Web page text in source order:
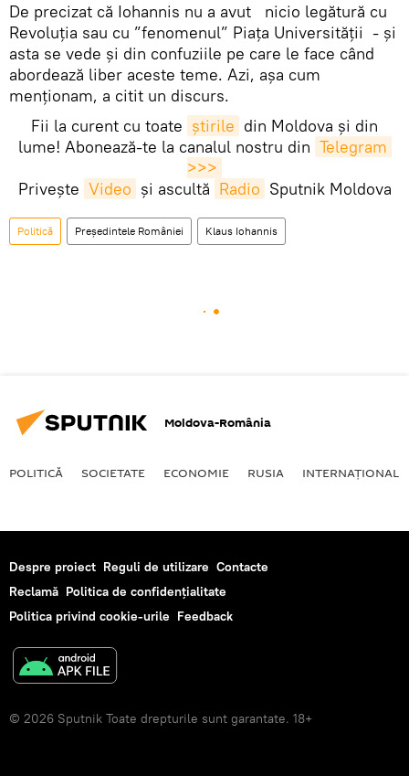
De precizat că Iohannis nu a avut nicio legătură cu
Revoluția sau cu ”fenomenul” Piața Universității - și
asta se vede și din confuziile pe care le face când
abordează liber aceste teme. Azi, așa cum
menționam, a citit un discurs.
Fii la curent cu toate știrile din Moldova și din
lume! Abonează-te la canalul nostru din Telegram
>>>
Privește Video și ascultă Radio Sputnik Moldova
Politică Președintele României Klaus Iohannis
Moldova-România
POLITICĂ SOCIETATE ECONOMIE RUSIA INTERNAŢIONAL
Despre proiect Reguli de utilizare Contacte
Reclamă Politica de confidențialitate
Politica privind cookie-urile Feedback
© 2026 Sputnik Toate drepturile sunt garantate. 18+